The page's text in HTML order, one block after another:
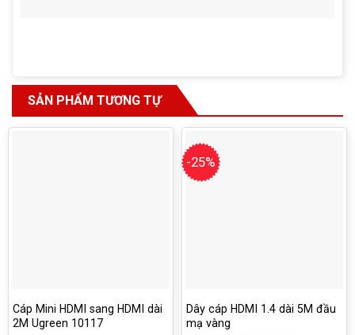
SẢN PHẨM TƯƠNG TỰ
Cáp Mini HDMI sang HDMI dài
2M Ugreen 10117
-25%
Dây cáp HDMI 1.4 dài 5M đầu
mạ vàng